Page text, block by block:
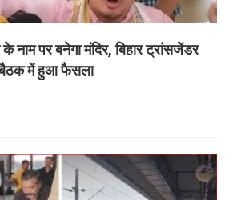
नाम पर बनेगा मंदिर, बिहार ट्रांसजेंडर
बैठक में हुआ फैसला